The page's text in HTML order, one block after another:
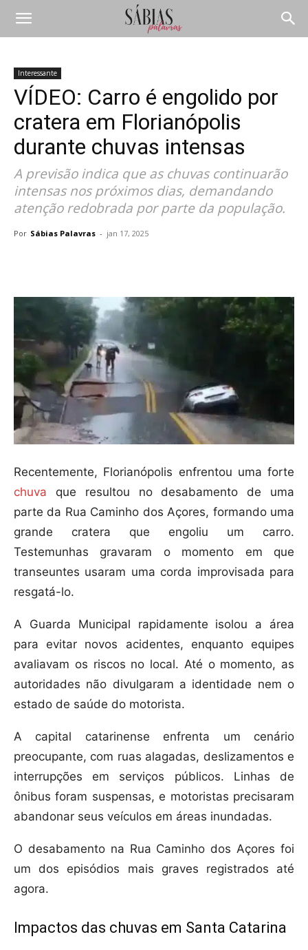
Interessante
VÍDEO: Carro é engolido por
cratera em Florianópolis
durante chuvas intensas
A previsão indica que as chuvas continuarão
intensas nos próximos dias, demandando
atenção redobrada por parte da população.
Por Sábias Palavras - jan 17, 2025
Recentemente, Florianópolis enfrentou uma forte
chuva que resultou no desabamento de uma
parte da Rua Caminho dos Açores, formando uma
grande cratera que engoliu um carro.
Testemunhas gravaram o momento em que
transeuntes usaram uma corda improvisada para
resgatá-lo.
A Guarda Municipal rapidamente isolou a área
para evitar novos acidentes, enquanto equipes
avaliavam os riscos no local. Até o momento, as
autoridades não divulgaram a identidade nem o
estado de saúde do motorista.
A capital catarinense enfrenta um cenário
preocupante, com ruas alagadas, deslizamentos e
interrupções em serviços públicos. Linhas de
ônibus foram suspensas, e motoristas precisaram
abandonar seus veículos em áreas inundadas.
O desabamento na Rua Caminho dos Açores foi
um dos episódios mais graves registrados até
agora.
Impactos das chuvas em Santa Catarina